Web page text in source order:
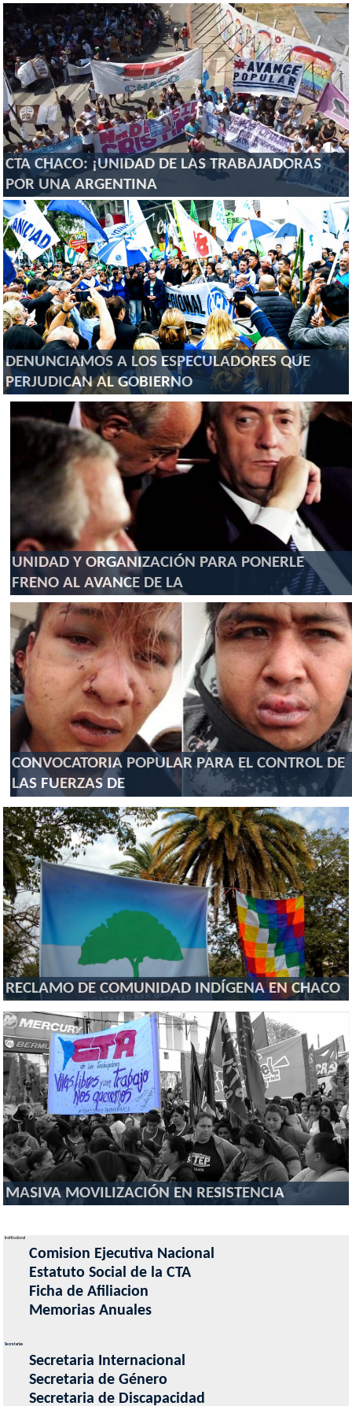
CTA CHACO: ¡UNIDAD DE LAS TRABAJADORAS
POR UNA ARGENTINA
DENUNCIAMOS A LOS ESPECULADORES QUE
PERJUDICAN AL GOBIERNO
UNIDAD Y ORGANIZACIÓN PARA PONERLE
FRENO AL AVANCE DE LA
CONVOCATORIA POPULAR PARA EL CONTROL DE
LAS FUERZAS DE
RECLAMO DE COMUNIDAD INDÍGENA EN CHACO
MASIVA MOVILIZACIÓN EN RESISTENCIA
Institucional
Comision Ejecutiva Nacional
Estatuto Social de la CTA
Ficha de Afiliacion
Memorias Anuales
Secretarias
Secretaria Internacional
Secretaria de Género
Secretaria de Discapacidad